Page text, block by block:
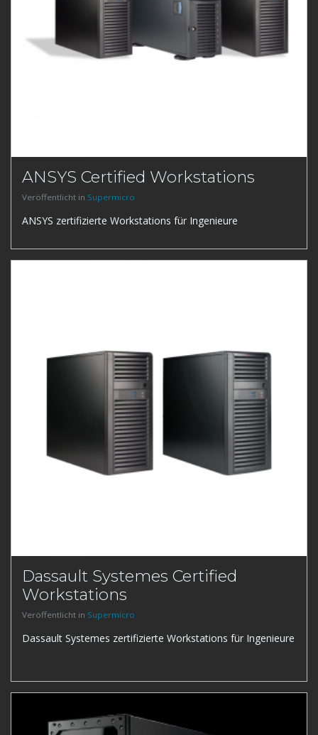
ANSYS Certified Workstations
Veröffentlicht in Supermicro
ANSYS zertifizierte Workstations für Ingenieure
Dassault Systemes Certified
Workstations
Veröffentlicht in Supermicro
Dassault Systemes zertifizierte Workstations für Ingenieure